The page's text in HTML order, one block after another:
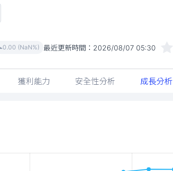
0.00 (NaN%) 最近更新時間： 2026/08/07 05:30
獲利能力 安全性分析 成長分析